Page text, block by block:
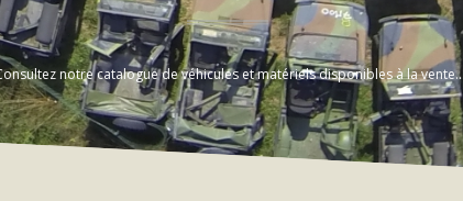
notre catalogue de véhicules et matériels disponibles à la vente..